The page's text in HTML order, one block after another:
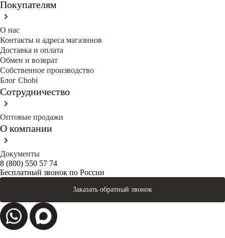
Покупателям
О нас
Контакты и адреса магазинов
Доставка и оплата
Обмен и возврат
Собственное производство
Блог Сhobi
Сотрудничество
Оптовые продажи
О компании
Документы
8 (800) 550 57 74
Бесплатный звонок по России
Заказать обратный звонок